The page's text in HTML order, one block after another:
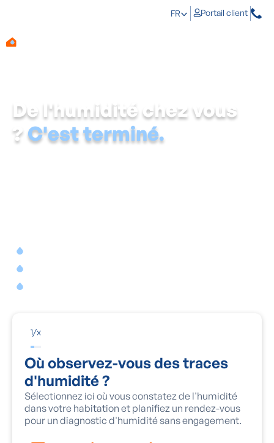
FR Portail client
De l'humidité chez vous
? C'est terminé.
1/x
Où observez-vous des traces
d'humidité ?
Sélectionnez ici où vous constatez de l'humidité
dans votre habitation et planifiez un rendez-vous
pour un diagnostic d'humidité sans engagement.